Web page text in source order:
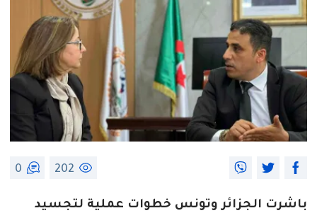
202
0
باشرت الجزائر وتونس خطوات عملية لتجسيد